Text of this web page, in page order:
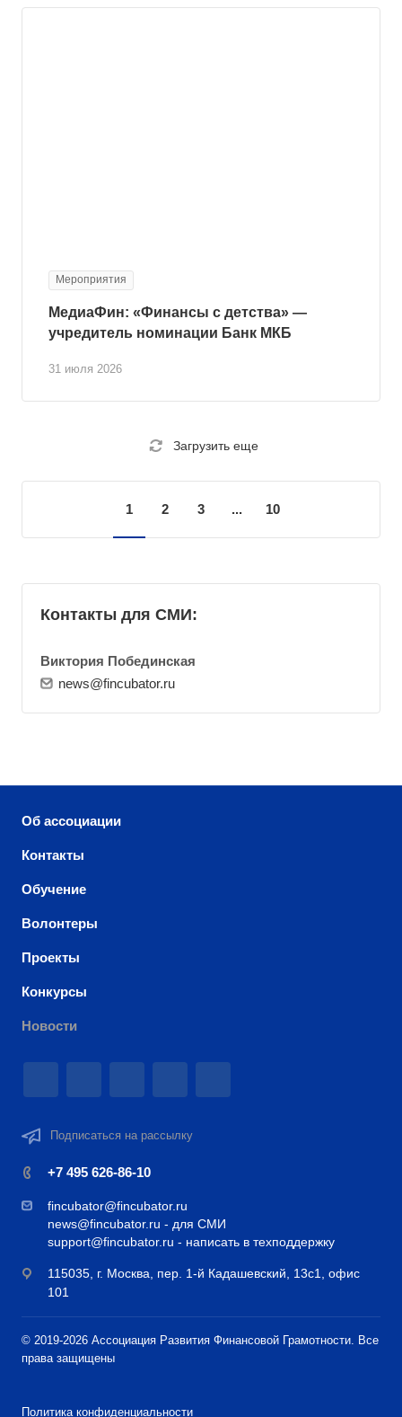
Мероприятия
31 июля 2026
МедиаФин: «Финансы с детства» —
учредитель номинации Банк МКБ
Загрузить еще
1 2 3 ... 10
Контакты для СМИ:
Виктория Побединская
news@fincubator.ru
Об ассоциации
Контакты
Обучение
Волонтеры
Проекты
Конкурсы
Новости
Подписаться на рассылку
+7 495 626-86-10
fincubator@fincubator.ru
news@fincubator.ru - для СМИ
support@fincubator.ru - написать в техподдержку
115035, г. Москва, пер. 1-й Кадашевский, 13с1, офис
101
© 2019-2026 Ассоциация Развития Финансовой Грамотности. Все
права защищены
Политика конфиденциальности